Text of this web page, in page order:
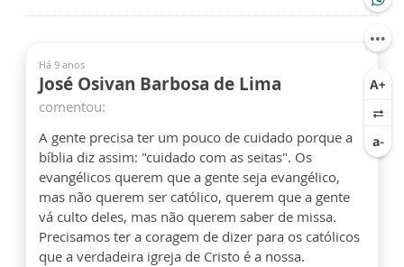
Há 9 anos
José Osivan Barbosa de Lima
comentou:
A gente precisa ter um pouco de cuidado porque a
bíblia diz assim: "cuidado com as seitas". Os
evangélicos querem que a gente seja evangélico,
mas não querem ser católico, querem que a gente
vá culto deles, mas não querem saber de missa.
Precisamos ter a coragem de dizer para os católicos
que a verdadeira igreja de Cristo é a nossa.